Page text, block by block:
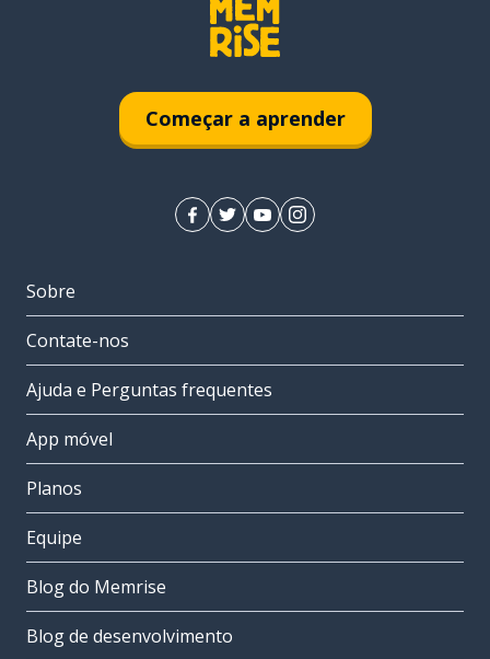
Começar a aprender
Sobre
Contate-nos
Ajuda e Perguntas frequentes
App móvel
Planos
Equipe
Blog do Memrise
Blog de desenvolvimento